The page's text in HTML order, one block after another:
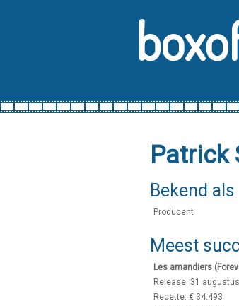
Patrick
Bekend als
Producent
Meest
Les amandiers
Release: 31
Recette: € 34.493